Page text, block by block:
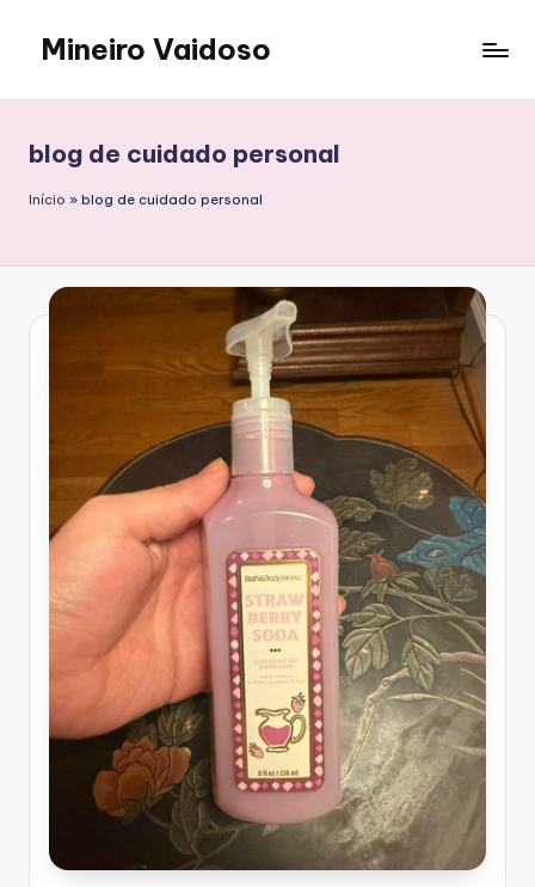
Saltar
contenido
Mineiro Vaidoso
Autocuidado
e
Resenhas
blog de cuidado personal
Início » blog de cuidado personal